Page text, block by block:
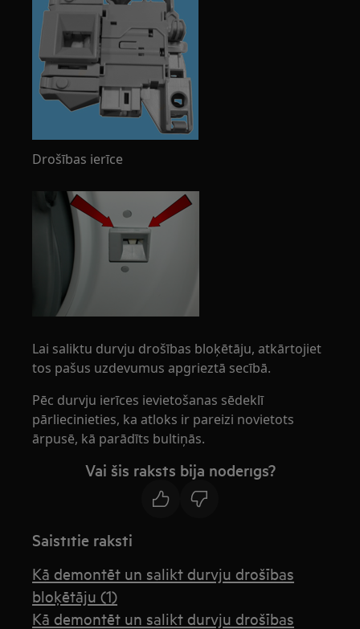
Drošības ierīce
Lai saliktu durvju drošības bloķētāju, atkārtojiet
tos pašus uzdevumus apgrieztā secībā.
Pēc durvju ierīces ievietošanas sēdeklī
pārliecinieties, ka atloks ir pareizi novietots
ārpusē, kā parādīts bultiņās.
Vai šis raksts bija noderīgs?
Saistītie raksti
Kā demontēt un salikt durvju drošības
bloķētāju (1)
Kā demontēt un salikt durvju drošības